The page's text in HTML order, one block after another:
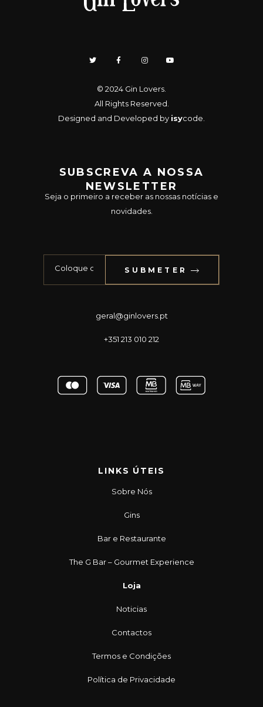
© 2024 Gin Lovers
All Rights Reserved.
Designed and Developed by isycode
SUBSCREVA A NOSSA
NEWSLETTER
Seja o primeiro a receber as nossas notícias e
novidades.
SUBMETER
geral@ginlovers.pt
+351 213 010 212
LINKS ÚTEIS
Sobre Nós
Gins
Bar e Restaurante
The G Bar – Gourmet Experience
Loja
Noticias
Contactos
Termos e Condições
Política de Privacidade